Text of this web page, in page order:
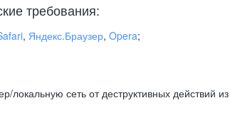
требования:
, Яндекс.Браузер, Opera;
сеть от деструктивных действий